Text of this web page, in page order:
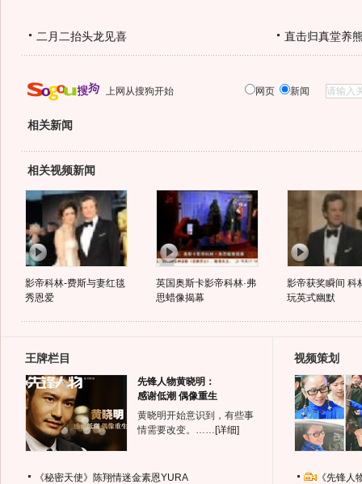
二月二抬头龙见喜 直击归真堂养
上网从搜狗开始 网页 新闻
相关新闻
相关视频新闻
影帝科林-费斯与妻红毯
秀恩爱
英国奥斯卡影帝科林·弗
思蜡像揭幕
影帝获奖瞬间 科
玩英式幽默
王牌栏目
先锋人物黄晓明：
感谢低潮 偶像重生
黄晓明开始意识到，有些事
情需要改变。…… [详细]
《秘密天使》陈翔情迷金素恩YURA
视频策划
《先锋